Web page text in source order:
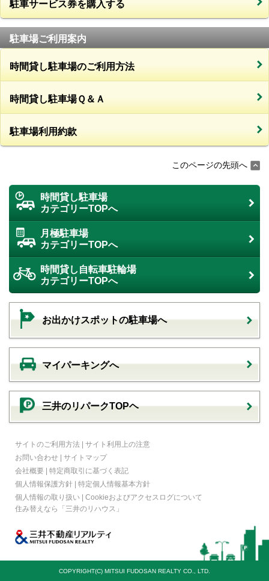
駐車サービス券を購入する
駐車場ご利用案内
時間貸し駐車場のご利用方法
時間貸し駐車場Ｑ＆Ａ
駐車場利用約款
このページの先頭へ
時間貸し駐車場
カテゴリーTOPへ
月極駐車場
カテゴリーTOPへ
時間貸し自転車駐輪場
カテゴリーTOPへ
お出かけスポットの駐車場へ
マイパーキングへ
三井のリパークTOPヘ
サイトのご利用方法 | サイト利用上の注意
お問い合わせ | サイトマップ
会社概要 | 特定商取引に基づく表記
個人情報保護方針 | 特定個人情報基本方針
個人情報の取り扱い | Cookieおよびアクセスログについて
住み替えなら
「三井のリハウス」
COPYRIGHT(C) MITSUI FUDOSAN REALTY CO., LTD.